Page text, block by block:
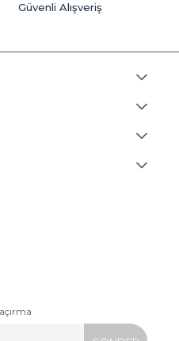
Güvenli Alışveriş